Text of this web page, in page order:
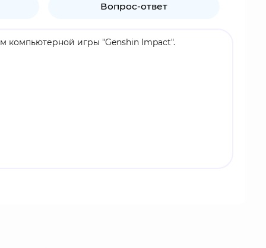
Вопрос-ответ
компьютерной игры "Genshin Impact".
бурь". Его нельзя использовать для